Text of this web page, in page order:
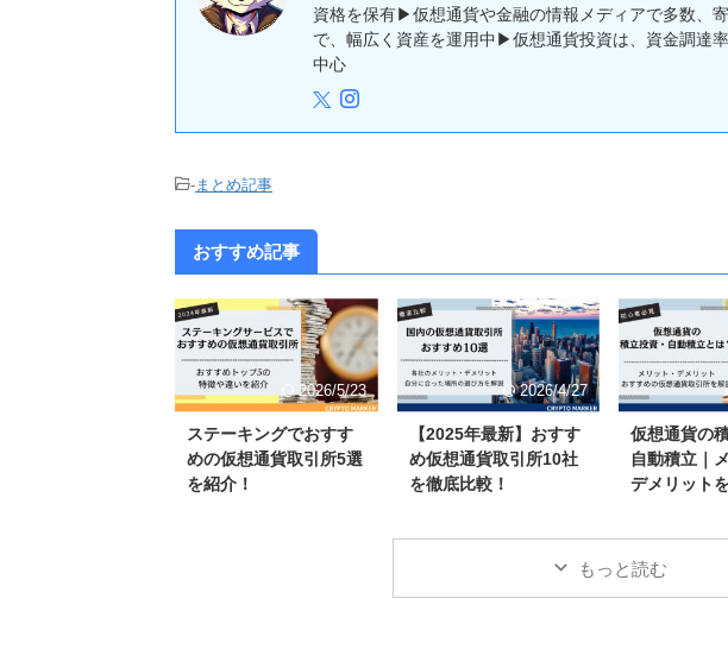
資格を保有▶仮想通貨や金融の情報メディアで多数、
で、幅広く資産を運用中▶仮想通貨投資は、資金調達
中心
-まとめ記事
おすすめ記事
2026/5/23
ステーキングでおすす
めの仮想通貨取引所5選
を紹介！
2026/4/27
【2025年最新】おすす
め仮想通貨取引所10社
を徹底比較！
仮想通貨の
自動積立｜
デメリット
もっと読む